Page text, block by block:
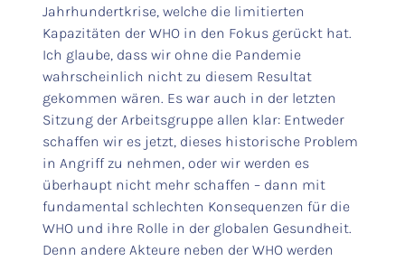
Jahrhundertkrise, welche die limitierten
Kapazitäten der WHO in den Fokus gerückt hat.
Ich glaube, dass wir ohne die Pandemie
wahrscheinlich nicht zu diesem Resultat
gekommen wären. Es war auch in der letzten
Sitzung der Arbeitsgruppe allen klar: Entweder
schaffen wir es jetzt, dieses historische Problem
in Angriff zu nehmen, oder wir werden es
überhaupt nicht mehr schaffen – dann mit
fundamental schlechten Konsequenzen für die
WHO und ihre Rolle in der globalen Gesundheit.
Denn andere Akteure neben der WHO werden